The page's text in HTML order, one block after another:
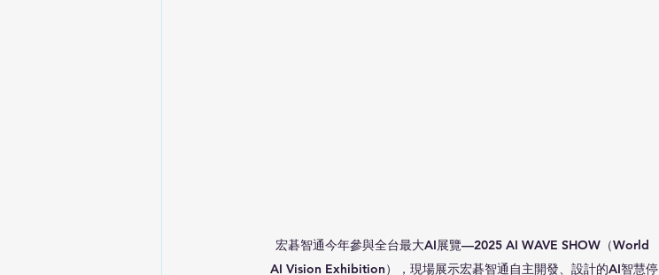
宏碁智通今年參與全台最大AI展覽—2025 AI WAVE SHOW（World
AI Vision Exhibition），現場展示宏碁智通自主開發、設計的AI智慧停